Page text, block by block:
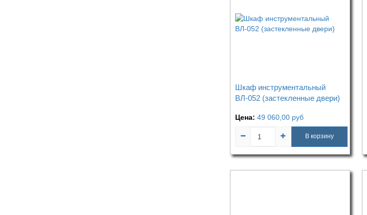
Шкаф инструментальный
ВЛ-052 (застекленные двери)
Цена: 49 060,00 руб
В корзину